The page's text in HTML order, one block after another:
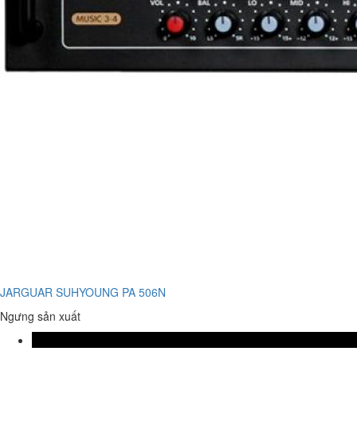
JARGUAR SUHYOUNG PA 506N
Ngưng sản xuất